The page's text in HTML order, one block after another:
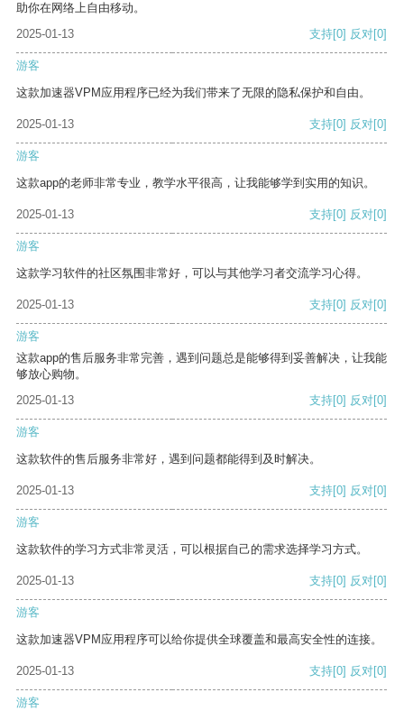
助你在网络上自由移动。
2025-01-13
支持[0] 反对[0]
游客
这款加速器VPM应用程序已经为我们带来了无限的隐私保护和自由。
2025-01-13 支持[0] 反对[0]
游客
这款app的老师非常专业，教学水平很高，让我能够学到实用的知识。
2025-01-13 支持[0] 反对[0]
游客
这款学习软件的社区氛围非常好，可以与其他学习者交流学习心得。
2025-01-13 支持[0] 反对[0]
游客
这款app的售后服务非常完善，遇到问题总是能够得到妥善解决，让我能
够放心购物。
2025-01-13
支持[0] 反对[0]
游客
这款软件的售后服务非常好，遇到问题都能得到及时解决。
2025-01-13 支持[0] 反对[0]
游客
这款软件的学习方式非常灵活，可以根据自己的需求选择学习方式。
2025-01-13 支持[0] 反对[0]
游客
这款加速器VPM应用程序可以给你提供全球覆盖和最高安全性的连接。
2025-01-13 支持[0] 反对[0]
游客